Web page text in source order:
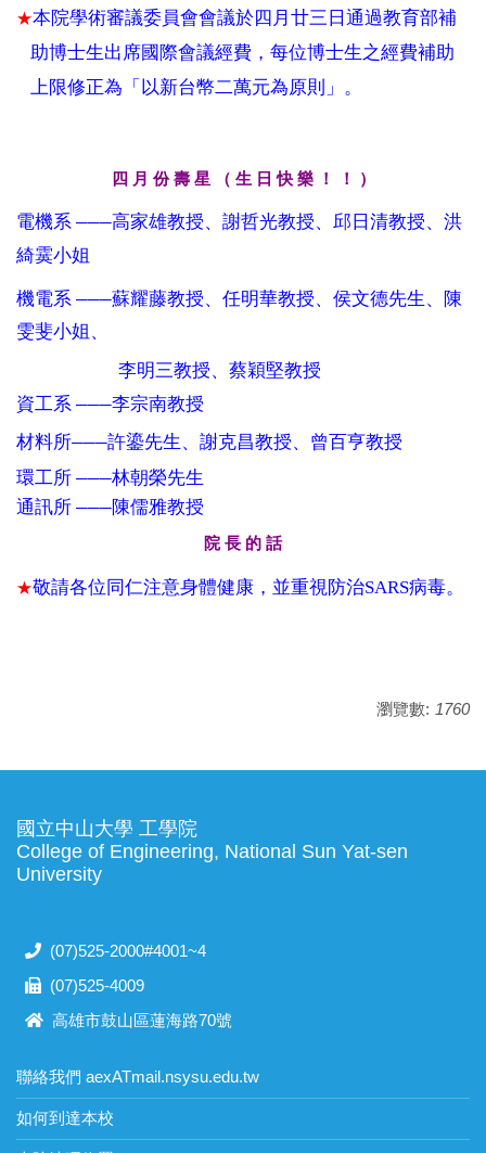
★本院學術審議委員會會議於四月廿三日通過教育部補
助博士生出席國際會議經費，每位博士生之經費補助
上限修正為「以新台幣二萬元為原則」。
四 月 份 壽 星 （ 生 日 快 樂 ！ ！ ）
電機系 ───高家雄教授、謝哲光教授、邱日清教授、洪
綺霙小姐
機電系 ───蘇耀藤教授、任明華教授、侯文德先生、陳
雯斐小姐、
李明三教授、蔡穎堅教授
資工系 ───李宗南教授
材料所───許鎏先生、謝克昌教授、曾百亨教授
環工所 ───林朝榮先生
通訊所 ───陳儒雅教授
院 長 的 話
★敬請各位同仁注意身體健康，並重視防治SARS病毒。
瀏覽數: 1760
國立中山大學 工學院
College of Engineering, National Sun Yat-sen
University
(07)525-2000#4001~4
(07)525-4009
高雄市鼓山區蓮海路70號
聯絡我們 aexATmail.nsysu.edu.tw
如何到達本校